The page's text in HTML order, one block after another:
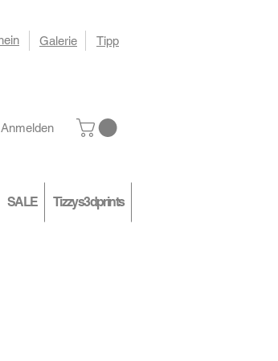
Galerie Tipp
Anmelden
SALE Tizzys3dprints